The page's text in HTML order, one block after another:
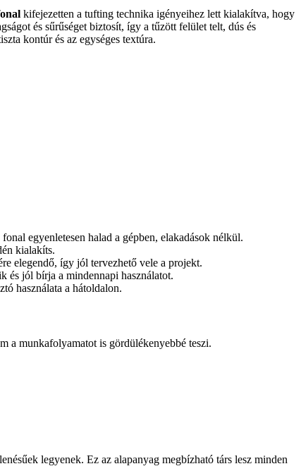
kifejezetten a tufting technika igényeihez lett kialakítva, hogy
és sűrűséget biztosít, így a tűzött felület telt, dús és
kontúr és az egységes textúra.
egyenletesen halad a gépben, elakadások nélkül.
kialakíts.
elegendő, így jól tervezhető vele a projekt.
és jól bírja a mindennapi használatot.
használata a hátoldalon.
a munkafolyamatot is gördülékenyebbé teszi.
legyenek. Ez az alapanyag megbízható társ lesz minden